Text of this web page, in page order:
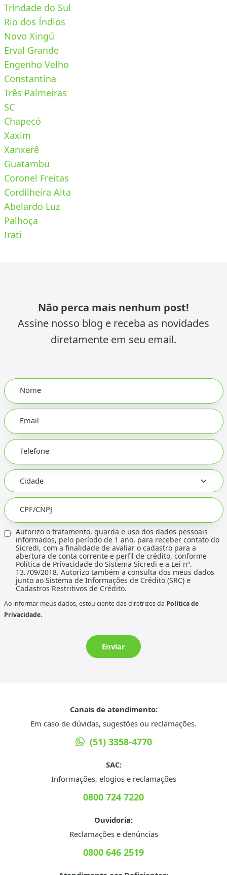
Trindade do Sul
Rio dos Índios
Novo Xingú
Erval Grande
Engenho Velho
Constantina
Três Palmeiras
SC
Chapecó
Xaxim
Xanxerê
Guatambu
Coronel Freitas
Cordilheira Alta
Abelardo Luz
Palhoça
Irati
Não perca mais nenhum post!
Assine nosso blog e receba as novidades
diretamente em seu email.
Leave
this
field
blank
Nome
Email
Telefone
CPF/CNPJ
Autorizo o tratamento, guarda e uso dos dados pessoais
informados, pelo período de 1 ano, para receber contato do
Sicredi, com a finalidade de avaliar o cadastro para a
abertura de conta corrente e perfil de crédito, conforme
Política de Privacidade do Sistema Sicredi e a Lei nº.
13.709/2018. Autorizo também a consulta dos meus dados
junto ao Sistema de Informações de Crédito (SRC) e
Cadastros Restritivos de Crédito.
Ao informar meus dados, estou ciente das diretrizes da Política de
Privacidade.
Enviar
Canais de atendimento:
Em caso de dúvidas, sugestões ou reclamações.
(51) 3358-4770
SAC:
Informações, elogios e reclamações
0800 724 7220
Ouvidoria:
Reclamações e denúncias
0800 646 2519